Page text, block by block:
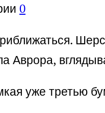
0
Аврора,
уже третью